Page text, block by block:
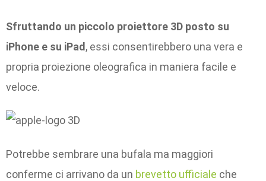
Sfruttando un piccolo proiettore 3D posto su
iPhone e su iPad, essi consentirebbero una vera e
propria proiezione oleografica in maniera facile e
veloce.
Potrebbe sembrare una bufala ma maggiori
conferme ci arrivano da un brevetto ufficiale che